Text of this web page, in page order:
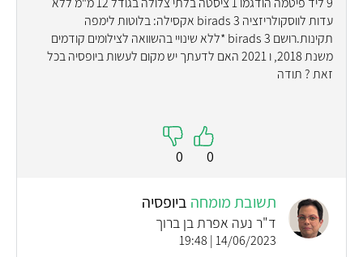
עדות לווסקולריזציה birads 3 אקסילה: בלוטות לימפה
תקינות.רושם birads 3 *ללא שינויי בהשוואה לצילומים קודמים
משנת 2018, ו 2021 האם לדעתך יש מקום לעשות ביופסיה בכל
זאת ? תודה
0
0
תשובת מומחה ביופסיה
ד"ר נעה אפרת בן ברוך
14/06/2023 | 19:48